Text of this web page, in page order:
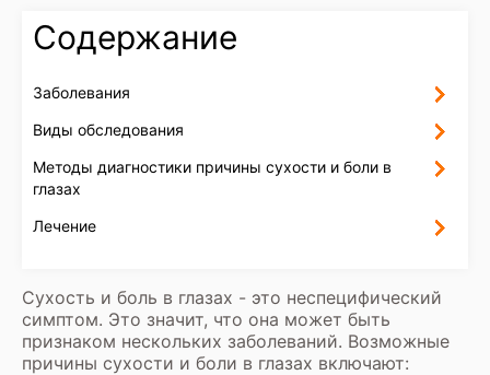
Содержание
Заболевания
Виды обследования
Методы диагностики причины сухости и боли в
глазах
Лечение
Сухость и боль в глазах - это неспецифический
симптом. Это значит, что она может быть
признаком нескольких заболеваний. Возможные
причины сухости и боли в глазах включают: